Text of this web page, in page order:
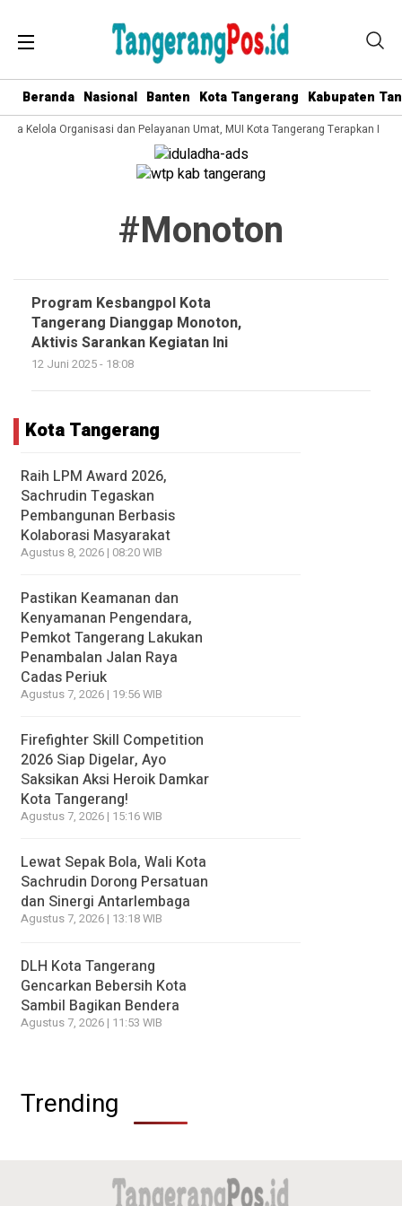
Beranda Nasional Banten Kota Tangerang Kabupaten
Kelola Organisasi dan Pelayanan Umat, MUI Kota Tangerang Terapkan ISO
#monoton
Program Kesbangpol Kota
Tangerang Dianggap Monoton,
Aktivis Sarankan Kegiatan Ini
12 Juni 2025 - 18:08
Kota Tangerang
Raih LPM Award 2026,
Sachrudin Tegaskan
Pembangunan Berbasis
Kolaborasi Masyarakat
Agustus 8, 2026 | 08:20 WIB
Pastikan Keamanan dan
Kenyamanan Pengendara,
Pemkot Tangerang Lakukan
Penambalan Jalan Raya
Cadas Periuk
Agustus 7, 2026 | 19:56 WIB
Firefighter Skill Competition
2026 Siap Digelar, Ayo
Saksikan Aksi Heroik Damkar
Kota Tangerang!
Agustus 7, 2026 | 15:16 WIB
Lewat Sepak Bola, Wali Kota
Sachrudin Dorong Persatuan
dan Sinergi Antarlembaga
Agustus 7, 2026 | 13:18 WIB
DLH Kota Tangerang
Gencarkan Bebersih Kota
Sambil Bagikan Bendera
Agustus 7, 2026 | 11:53 WIB
Trending